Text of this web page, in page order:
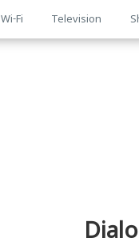
Wi-Fi Television